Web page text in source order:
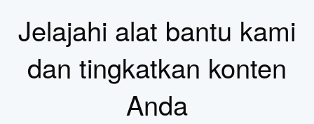
Jelajahi alat bantu kami
dan tingkatkan konten
Anda